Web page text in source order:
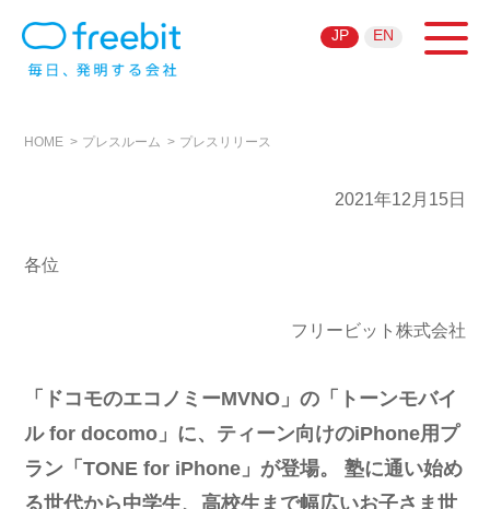
JP EN
HOME プレスルーム プレスリリース
2021年12月15日
各位
フリービット株式会社
「ドコモのエコノミーMVNO」の「トーンモバイ
ル for docomo」に、ティーン向けのiPhone用プ
ラン「TONE for iPhone」が登場。 塾に通い始め
る世代から中学生、高校生まで幅広いお子さま世